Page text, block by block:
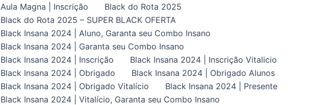
Aula Magna | Inscrição
Black do Rota 2025
Black do Rota 2025 – SUPER BLACK OFERTA
Black Insana 2024 | Aluno, Garanta seu Combo Insano
Black Insana 2024 | Garanta seu Combo Insano
Black Insana 2024 | Inscrição
Black Insana 2024 | Inscrição Vitalicio
Black Insana 2024 | Obrigado
Black Insana 2024 | Obrigado Alunos
Black Insana 2024 | Obrigado Vitalício
Black Insana 2024 | Presente
Black Insana 2024 | Vitalício, Garanta seu Combo Insano